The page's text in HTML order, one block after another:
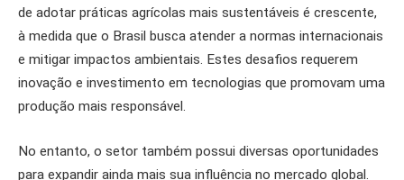
de adotar práticas agrícolas mais sustentáveis é crescente,
à medida que o Brasil busca atender a normas internacionais
e mitigar impactos ambientais. Estes desafios requerem
inovação e investimento em tecnologias que promovam uma
produção mais responsável.
No entanto, o setor também possui diversas oportunidades
para expandir ainda mais sua influência no mercado global.